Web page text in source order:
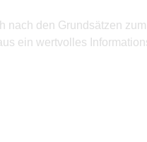
den Grundsätzen
ein wertvolles